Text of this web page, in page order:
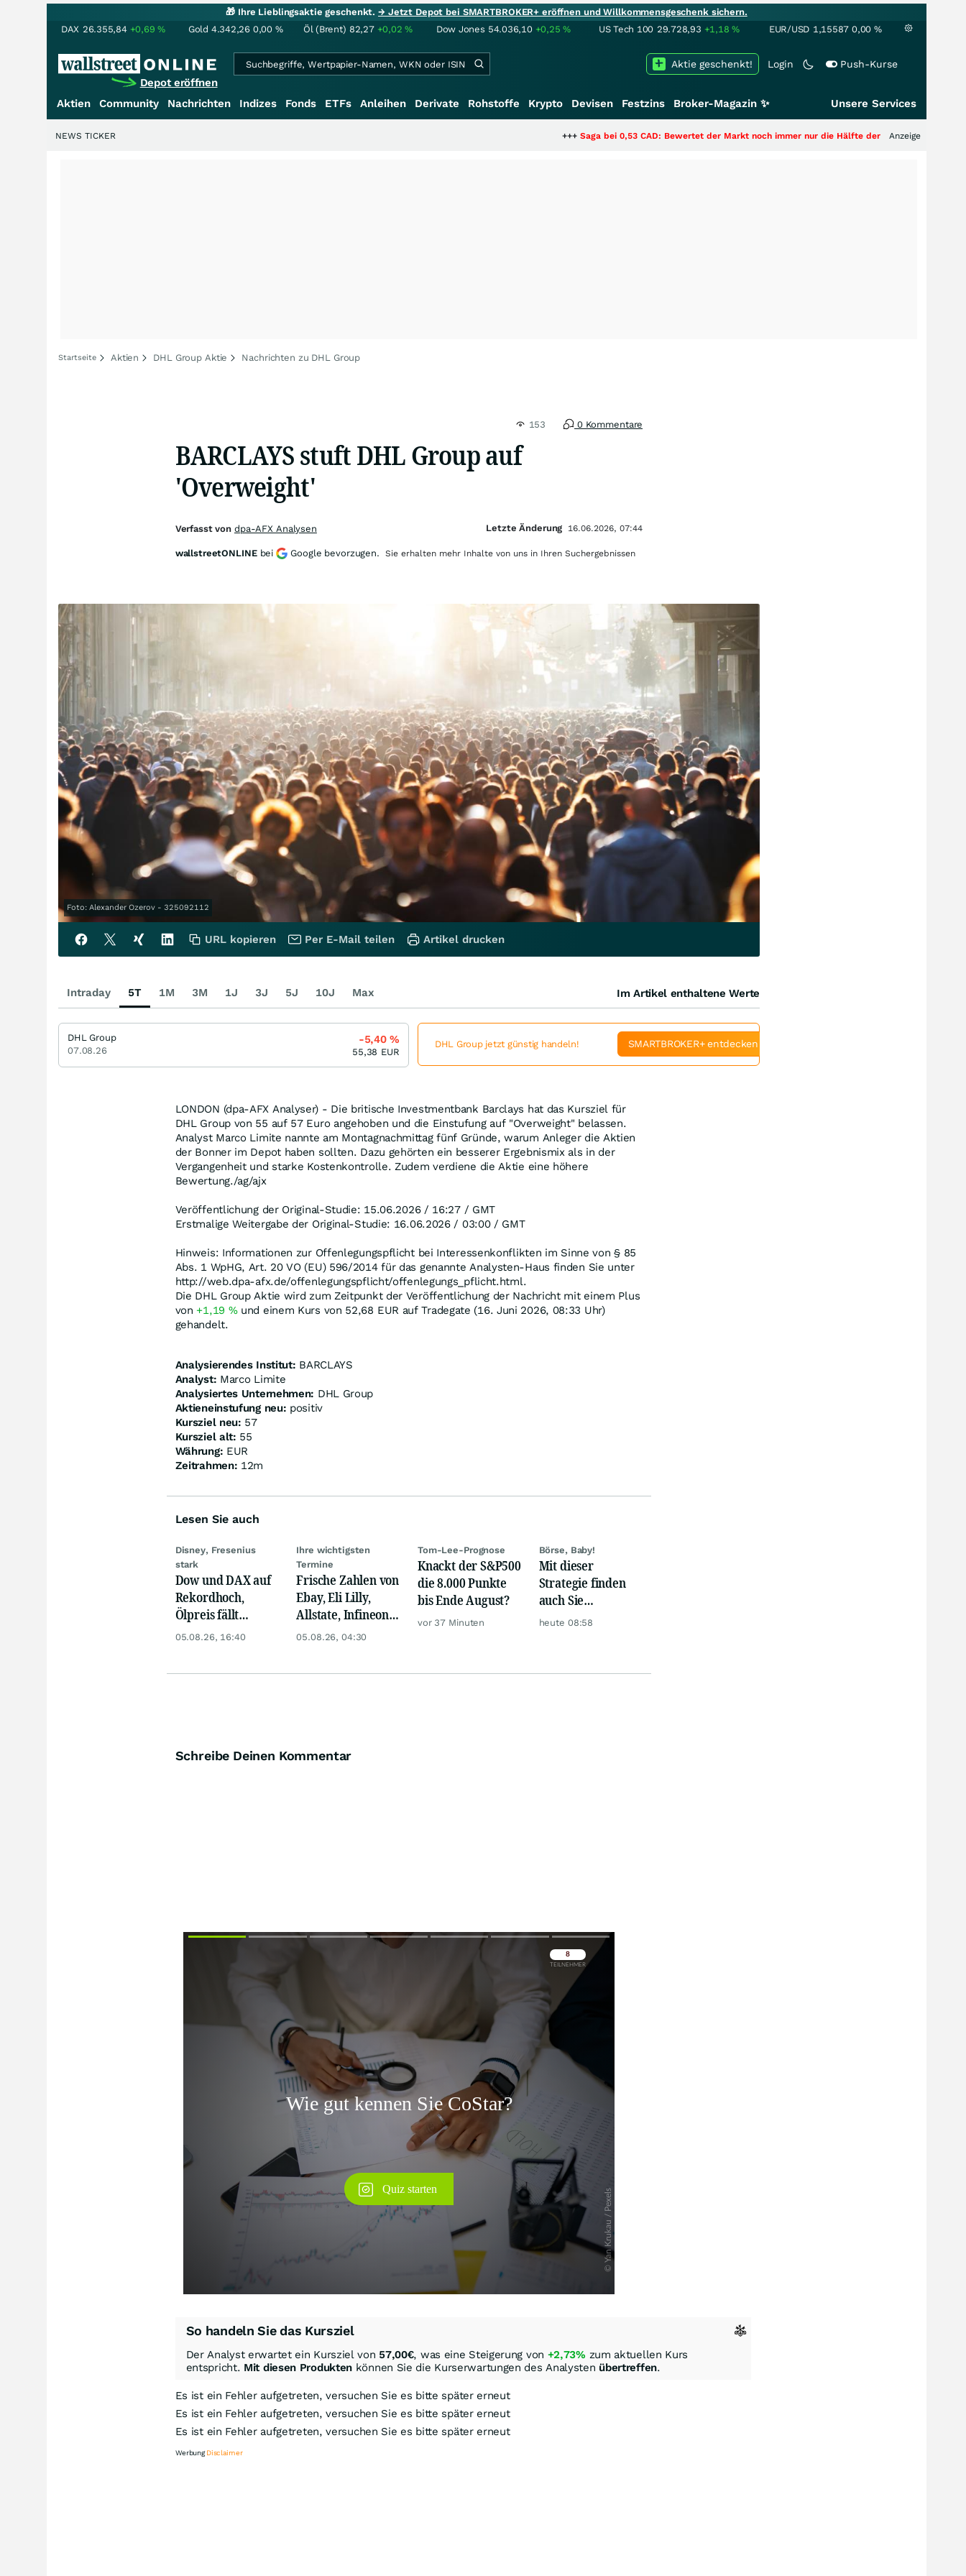
🎁 Ihre Lieblingsaktie geschenkt.→ Jetzt Depot bei SMARTBROKER+ eröffnen und Willkommensgeschenk sichern.
DAX 26.355,84 +0,69% Gold 4.342,26 0,00 % Öl (Brent) 82,27 +0,02% Dow Jones 54.036,10 +0,25% US Tech 100 29.728,93 +1,18% EUR/USD 1,15587 0,00 %
Depot eröffnen
Login Push-Kurse
Aktie geschenkt!
Aktien Community Nachrichten Indizes Fonds ETFs Anleihen Derivate Rohstoffe Krypto Devisen Festzins Broker-Magazin ✨ Unsere Services
Saga bei 0,53 CAD: Bewertet der Markt noch immer nur die Hälfte der Story? +++ Anzeige
NEWS TICKER
Startseite Aktien DHL Group Aktie Nachrichten zu DHL Group
153 0 Kommentare
BARCLAYS stuft DHL Group auf
'Overweight'
Foto: Alexander Ozerov - 325092112
LONDON (dpa-AFX Analyser) - Die britische Investmentbank Barclays hat das Kursziel für
DHL Group von 55 auf 57 Euro angehoben und die Einstufung auf "Overweight" belassen.
Analyst Marco Limite nannte am Montagnachmittag fünf Gründe, warum Anleger die Aktien
der Bonner im Depot haben sollten. Dazu gehörten ein besserer Ergebnismix als in der
Vergangenheit und starke Kostenkontrolle. Zudem verdiene die Aktie eine höhere
Bewertung./ag/ajx
Veröffentlichung der Original-Studie: 15.06.2026 / 16:27 / GMT
Erstmalige Weitergabe der Original-Studie: 16.06.2026 / 03:00 / GMT
Hinweis: Informationen zur Offenlegungspflicht bei Interessenkonflikten im Sinne von § 85
Abs. 1 WpHG, Art. 20 VO (EU) 596/2014 für das genannte Analysten-Haus finden Sie unter
http://web.dpa-afx.de/offenlegungspflicht/offenlegungs_pflicht.html.
Die DHL Group Aktie wird zum Zeitpunkt der Veröffentlichung der Nachricht mit einem Plus
von +1,19 %und einem Kurs von 52,68 EUR auf Tradegate (16. Juni 2026, 08:33 Uhr)
gehandelt.
Analysierendes Institut: BARCLAYS
Analyst: Marco Limite
Analysiertes Unternehmen: DHL Group
Aktieneinstufung neu: positiv
Kursziel neu: 57
Kursziel alt: 55
Währung: EUR
Zeitrahmen: 12m
Lesen Sie auch
Disney, Fresenius
stark
Dow und DAX auf
Rekordhoch,
Ölpreis fällt
weiter, Gold legt
05.08.26, 16:40
Ihre wichtigsten
Termine
Frische Zahlen von
Ebay, Eli Lilly,
Allstate, Infineon,
Novo Nordisk,
05.08.26, 04:30
Tom-Lee-Prognose
Knackt der S&P500
die 8.000 Punkte
bis Ende August?
vor 37 Minuten
Börse, Baby!
Mit dieser
Strategie finden
auch Sie
zuverlässig
heute 08:58
Schreibe Deinen Kommentar
Überspringen
Überspringen
So handeln Sie das Kursziel
Der Analyst erwartet ein Kursziel von 57,00€, was eine Steigerung von +2,73% zum aktuellen Kurs
entspricht. Mit diesen Produkten können Sie die Kurserwartungen des Analysten übertreffen.
Es ist ein Fehler aufgetreten, versuchen Sie es bitte später erneut
Es ist ein Fehler aufgetreten, versuchen Sie es bitte später erneut
Es ist ein Fehler aufgetreten, versuchen Sie es bitte später erneut
WerbungDisclaimer
Verfasst von dpa-AFX Analysen Letzte Änderung 16.06.2026, 07:44
wallstreetONLINE bei Google bevorzugen. Sie erhalten mehr Inhalte von uns in Ihren Suchergebnissen
URL kopieren Per E-Mail teilen Artikel drucken
Intraday 5T 1M 3M 1J 3J 5J 10J Max Im Artikel enthaltene Werte
DHL Group
07.08.26
-5,40%
55,38 EUR
DHL Group jetzt günstig handeln! SMARTBROKER+ entdecken